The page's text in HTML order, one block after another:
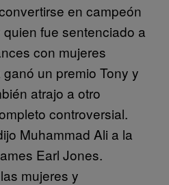
en campeón
fue sentenciado a
con mujeres
un premio Tony y
atrajo a otro
controversial.
Muhammad Ali a la
Earl Jones.
mujeres y